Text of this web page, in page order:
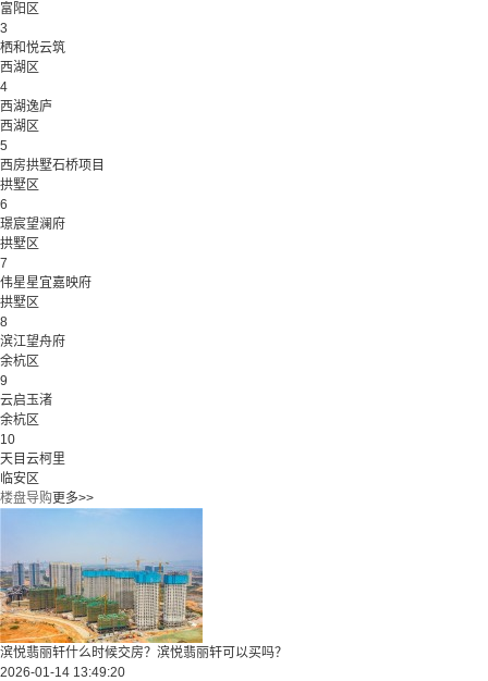
富阳区
3
栖和悦云筑
西湖区
4
西湖逸庐
西湖区
5
西房拱墅石桥项目
拱墅区
6
璟宸望澜府
拱墅区
7
伟星星宜嘉映府
拱墅区
8
滨江望舟府
余杭区
9
云启玉渚
余杭区
10
天目云柯里
临安区
楼盘导购更多>>
滨悦翡丽轩什么时候交房？滨悦翡丽轩可以买吗？
2026-01-14 13:49:20